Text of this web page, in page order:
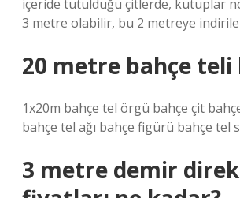
içeride tutulduğu çitlerde, kutuplar
3 metre olabilir, bu 2 metreye
20 metre bahçe teli
1x20m bahçe tel örgü bahçe çit
bahçe tel ağı bahçe figürü bahçe tel
3 metre demir direk